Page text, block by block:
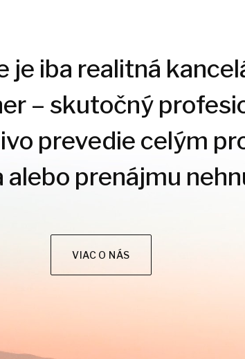
je iba realitná
– skutočný
prevedie celým
alebo prenájmu
VIAC O NÁS